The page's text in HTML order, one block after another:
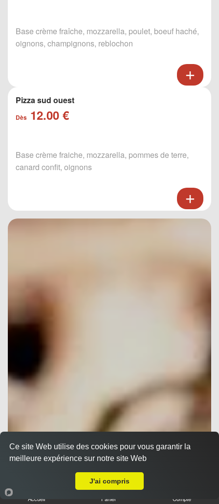
Base crème fraîche, mozzarella, poulet, boeuf haché,
oignons, champignons, reblochon
Pizza sud ouest
Dès 12.00 €
Base crème fraiche, mozzarella, pommes de terre,
canard confit, oignons
Accueil Panier Compte
Ce site Web utilise des cookies pour vous garantir la
meilleure expérience sur notre site Web
J'ai compris